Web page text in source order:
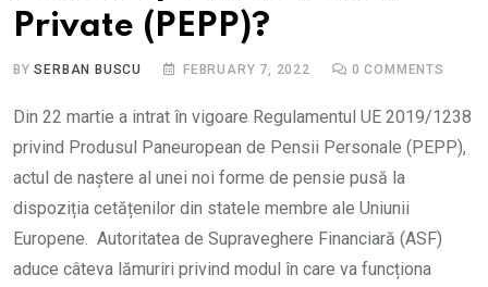
Private (PEPP)?
BYSERBAN BUSCU FEBRUARY 7, 2022 0 COMMENTS
Din 22 martie a intrat în vigoare Regulamentul UE 2019/1238
privind Produsul Paneuropean de Pensii Personale (PEPP),
actul de naștere al unei noi forme de pensie pusă la
dispoziția cetățenilor din statele membre ale Uniunii
Europene. Autoritatea de Supraveghere Financiară (ASF)
aduce câteva lămuriri privind modul în care va funcționa